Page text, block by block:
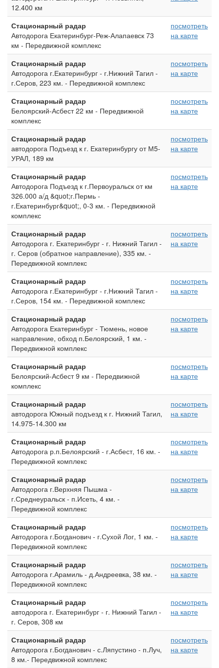
12.400 км
Стационарный радар
Автодорога Екатеринбург-Реж-Алапаевск 73
км - Передвижной комплекс
посмотреть
на карте
Стационарный радар
Автодорога г.Екатеринбург - г.Нижний Тагил -
г.Серов, 223 км. - Передвижной комплекс
посмотреть
на карте
Стационарный радар
Белоярский-Асбест 22 км - Передвижной
комплекс
посмотреть
на карте
Стационарный радар
автодорога Подъезд к г. Екатеринбургу от М5-
УРАЛ, 189 км
посмотреть
на карте
Стационарный радар
Автодорога Подъезд к г.Первоуральск от км
326.000 а/д &quot;г.Пермь -
г.Екатеринбург&quot;, 0-3 км. - Передвижной
комплекс
посмотреть
на карте
Стационарный радар
Автодорога г. Екатеринбург - г. Нижний Тагил -
г. Серов (обратное направление), 335 км. -
Передвижной комплекс
посмотреть
на карте
Стационарный радар
Автодорога г.Екатеринбург - г.Нижний Тагил -
г.Серов, 154 км. - Передвижной комплекс
посмотреть
на карте
Стационарный радар
Автодорога Екатеринбург - Тюмень, новое
направление, обход п.Белоярский, 1 км. -
Передвижной комплекс
посмотреть
на карте
Стационарный радар
Белоярский-Асбест 9 км - Передвижной
комплекс
посмотреть
на карте
Стационарный радар
автодорога Южный подъезд к г. Нижний Тагил,
14.975-14.300 км
посмотреть
на карте
Стационарный радар
Автодорога р.п.Белоярский - г.Асбест, 16 км. -
Передвижной комплекс
посмотреть
на карте
Стационарный радар
Автодорога г.Верхняя Пышма -
г.Среднеуральск - п.Исеть, 4 км. -
Передвижной комплекс
посмотреть
на карте
Стационарный радар
Автодорога г.Богданович - г.Сухой Лог, 1 км. -
Передвижной комплекс
посмотреть
на карте
Стационарный радар
Автодорога г.Арамиль - д.Андреевка, 38 км. -
Передвижной комплекс
посмотреть
на карте
Стационарный радар
автодорога г. Екатеринбург - г. Нижний Тагил -
г. Серов, 308 км
посмотреть
на карте
Стационарный радар
Автодорога г.Богданович - с.Ляпустино - п.Луч,
8 км.- Передвижной комплекс
посмотреть
на карте